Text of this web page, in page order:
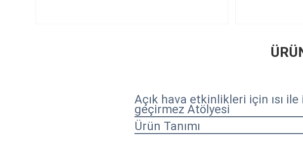
Açık hava etkinlikleri için ısı
geçirmez Atölyesi
Ürün Tanımı